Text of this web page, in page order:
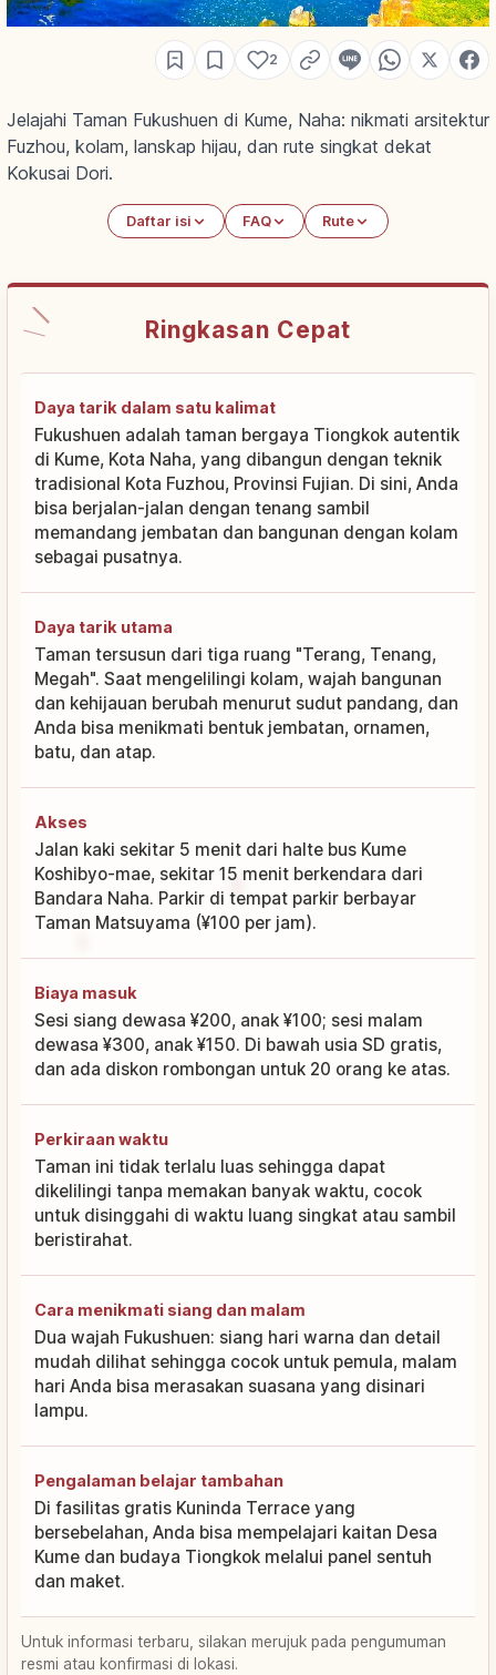
2
Jelajahi Taman Fukushuen di Kume, Naha: nikmati arsitektur
Fuzhou, kolam, lanskap hijau, dan rute singkat dekat
Kokusai Dori.
Daftar isi FAQ Rute
Ringkasan Cepat
Daya tarik dalam satu kalimat
Fukushuen adalah taman bergaya Tiongkok autentik
di Kume, Kota Naha, yang dibangun dengan teknik
tradisional Kota Fuzhou, Provinsi Fujian. Di sini, Anda
bisa berjalan-jalan dengan tenang sambil
memandang jembatan dan bangunan dengan kolam
sebagai pusatnya.
Daya tarik utama
Taman tersusun dari tiga ruang "Terang, Tenang,
Megah". Saat mengelilingi kolam, wajah bangunan
dan kehijauan berubah menurut sudut pandang, dan
Anda bisa menikmati bentuk jembatan, ornamen,
batu, dan atap.
Akses
Jalan kaki sekitar 5 menit dari halte bus Kume
Koshibyo-mae, sekitar 15 menit berkendara dari
Bandara Naha. Parkir di tempat parkir berbayar
Taman Matsuyama (¥100 per jam).
Biaya masuk
Sesi siang dewasa ¥200, anak ¥100; sesi malam
dewasa ¥300, anak ¥150. Di bawah usia SD gratis,
dan ada diskon rombongan untuk 20 orang ke atas.
Perkiraan waktu
Taman ini tidak terlalu luas sehingga dapat
dikelilingi tanpa memakan banyak waktu, cocok
untuk disinggahi di waktu luang singkat atau sambil
beristirahat.
Cara menikmati siang dan malam
Dua wajah Fukushuen: siang hari warna dan detail
mudah dilihat sehingga cocok untuk pemula, malam
hari Anda bisa merasakan suasana yang disinari
lampu.
Pengalaman belajar tambahan
Di fasilitas gratis Kuninda Terrace yang
bersebelahan, Anda bisa mempelajari kaitan Desa
Kume dan budaya Tiongkok melalui panel sentuh
dan maket.
Untuk informasi terbaru, silakan merujuk pada pengumuman
resmi atau konfirmasi di lokasi.